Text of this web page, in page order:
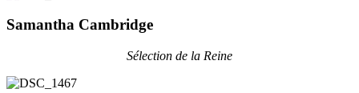
Samantha Cambridge
Sélection de la Reine